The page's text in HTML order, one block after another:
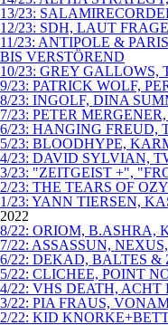
13/23:
12/23: SDH, LAUT
11/23: ANTIPOLE &
BIS VERSTÖREND
10/23: GREY
9/23: PATRICK WOLF,
8/23: INGOLF, DINA
7/23: PETER
6/23: HANGING FREUD,
5/23: BLOODHYPE,
4/23: DAVID SYLVIAN,
3/23: "ZEITGEIST +",
2/23: THE TEARS OF
1/23: YANN TIERSEN,
2022
8/22: ORIOM, B.ASHRA,
7/22: ASSASSUN,
6/22: DEKAD, BALTES
5/22: CLICHEE, POINT
4/22: VHS DEATH,
3/22: PIA FRAUS,
2/22: KID